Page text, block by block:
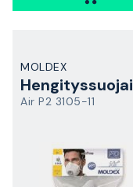
MOLDEX
Air P2 3105-11